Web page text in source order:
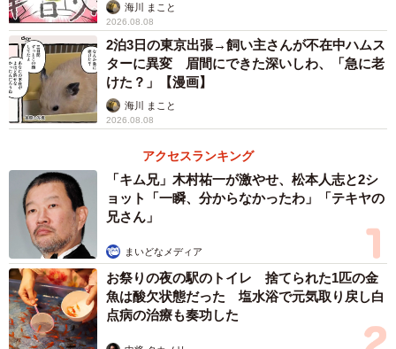
海川 まこと
2026.08.08
2泊3日の東京出張→飼い主さんが不在中ハムス
ターに異変 眉間にできた深いしわ、「急に老
けた？」【漫画】
海川 まこと
2026.08.08
アクセスランキング
「キム兄」木村祐一が激やせ、松本人志と2シ
ョット「一瞬、分からなかったわ」「テキヤの
兄さん」
まいどなメディア
お祭りの夜の駅のトイレ 捨てられた1匹の金
魚は酸欠状態だった 塩水浴で元気取り戻し白
点病の治療も奏功した